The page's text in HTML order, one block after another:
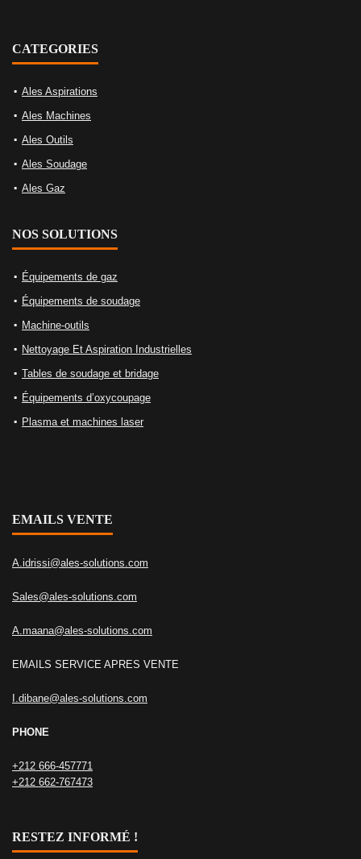
CATEGORIES
Ales Aspirations
Ales Machines
Ales Outils
Ales Soudage
Ales Gaz
NOS SOLUTIONS
Équipements de gaz
Équipements de soudage
Machine-outils
Nettoyage Et Aspiration Industrielles
Tables de soudage et bridage
Équipements d’oxycoupage
Plasma et machines laser
EMAILS VENTE
A.idrissi@ales-solutions.com
Sales@ales-solutions.com
A.maana@ales-solutions.com
EMAILS SERVICE APRES VENTE
I.dibane@ales-solutions.com
PHONE
+212 666-457771
+212 662-767473
RESTEZ INFORMÉ !